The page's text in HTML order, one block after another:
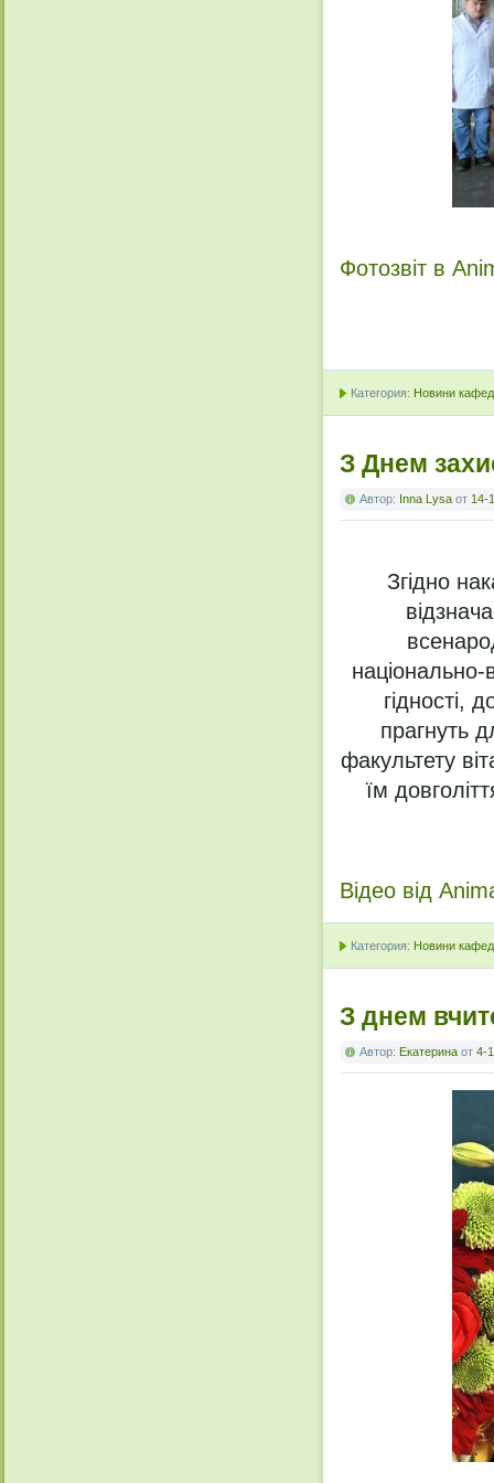
Фотозвіт в
Категория: Новини
З Днем
Автор: Inna Lysa от 14-
Згідно
національно-
гідності,
прагнуть
факультету
їм
Відео від
Категория: Новини
З днем
Автор: Екатерина от 4-